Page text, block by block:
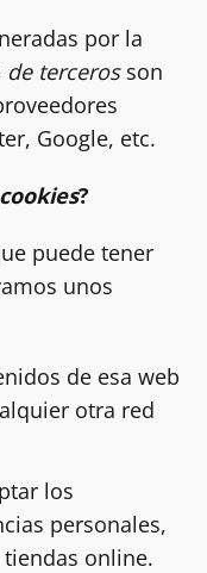
por la
de tercerosson
Google, etc.
cookies?
puede tener
unos
de esa web
otra red
los
personales,
online.